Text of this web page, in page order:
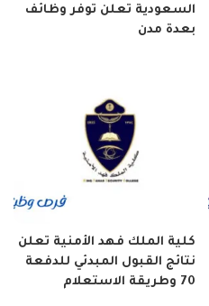
السعودية تعلن توفر وظائف
بعدة مدن
كلية الملك فهد الأمنية تعلن
نتائج القبول المبدئي للدفعة
70 وطريقة الاستعلام